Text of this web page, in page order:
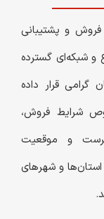
و پشتیبانی
و شبکه‌ای گسترده
گرامی قرار داده
شرایط فروش،
و موقعیت
و شهرهای